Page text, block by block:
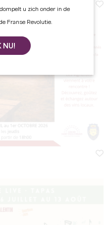
u zich onder in de
Franse Revolutie.
NU!